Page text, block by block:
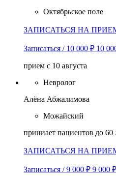
Октябрьское поле
ЗАПИСАТЬСЯ НА ПРИЕМ
Записаться / 10 000 ₽ 10
прием с 10 августа
Невролог
Алёна Абжалимова
Можайский
приниает пациентов до 60
ЗАПИСАТЬСЯ НА ПРИЕМ
Записаться / 9 000 ₽ 9 000 ₽